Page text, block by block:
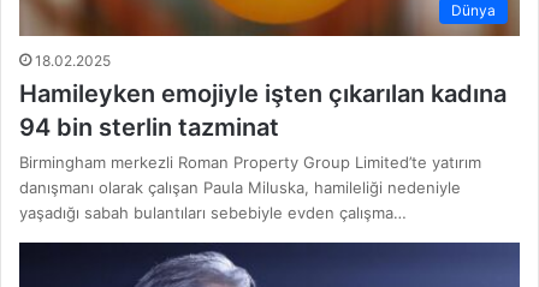
Dünya
18.02.2025
Hamileyken emojiyle işten çıkarılan kadına
94 bin sterlin tazminat
Birmingham merkezli Roman Property Group Limited’te yatırım
danışmanı olarak çalışan Paula Miluska, hamileliği nedeniyle
yaşadığı sabah bulantıları sebebiyle evden çalışma…